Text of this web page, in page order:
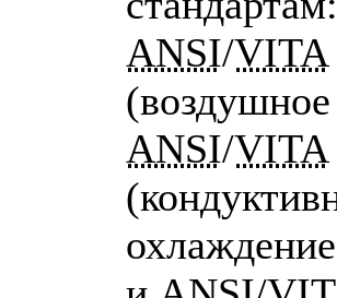
ANSI/VITA
ANSI/VITA